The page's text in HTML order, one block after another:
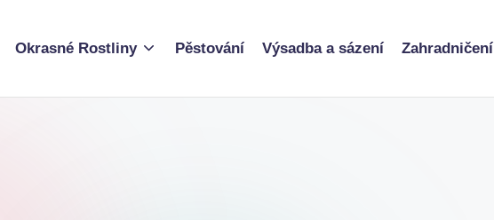
Okrasné Rostliny Pěstování Výsadba a sázení Zahradničení